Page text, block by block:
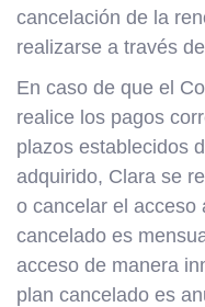
cancelación de la
realizarse a través
En caso de que el
realice los pagos
plazos establecidos
adquirido, Clara se
o cancelar el acceso
cancelado es
acceso de manera
plan cancelado es